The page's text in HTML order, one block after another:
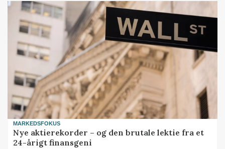
MARKEDSFOKUS
Nye aktierekorder – og den brutale lektie fra et
24-årigt finansgeni